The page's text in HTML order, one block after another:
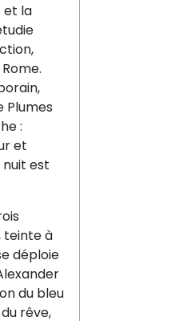
et la
Plumes
:
et
est
teinte à
déploie
du bleu
rêve,